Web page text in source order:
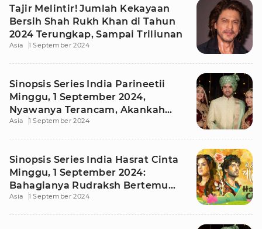
Tajir Melintir! Jumlah Kekayaan
Bersih Shah Rukh Khan di Tahun
2024 Terungkap, Sampai Triliunan
Asia 1 September 2024
Sinopsis Series India Parineetii
Minggu, 1 September 2024,
Nyawanya Terancam, Akankah
Pari Selamat?
Asia 1 September 2024
Sinopsis Series India Hasrat Cinta
Minggu, 1 September 2024:
Bahagianya Rudraksh Bertemu
Preesha
Asia 1 September 2024